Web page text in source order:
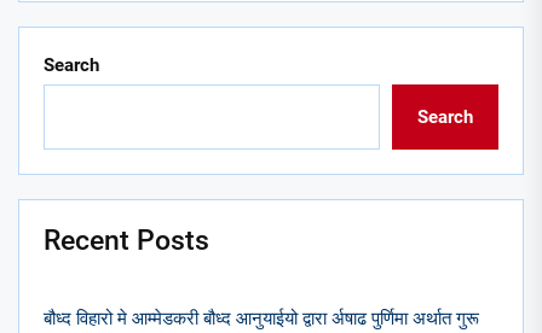
Search
Search
Recent Posts
बौध्द विहारो मे आम्मेडकरी बौध्द आनुयाईयो द्वारा र्अषाढ पुर्णिमा अर्थात गुरू